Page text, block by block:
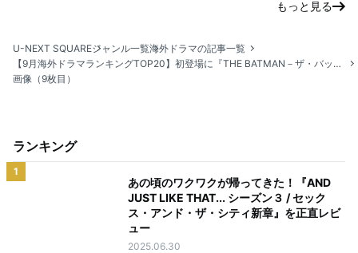
もっと見る
U-NEXT SQUAREジャンル一覧海外ドラマの記事一覧
【9月海外ドラマランキングTOP20】初登場に『THE BATMAN－ザ・バットマン－』のスピンオフ『THE PENGUIN－ザ・ペンギン－』が登場
画像（9枚目）
ランキング
1
あの頃のワクワクが帰ってきた！『AND
JUST LIKE THAT... シーズン３ / セック
ス・アンド・ザ・シティ新章』を正直レビ
ュー
2025.06.30